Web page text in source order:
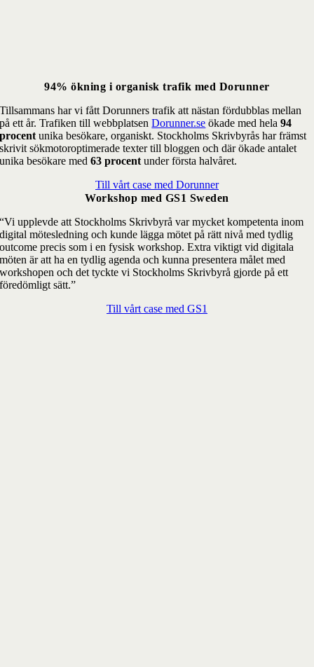
94% ökning i organisk trafik med Dorunner
Tillsammans har vi fått Dorunners trafik att nästan fördubblas mellan
på ett år. Trafiken till webbplatsenDorunner.se ökade med hela94
procentunika besökare, organiskt. Stockholms Skrivbyrås har främst
skrivit sökmotoroptimerade texter till bloggen och där ökade antalet
unika besökare med 63 procentunder första halvåret.
Till vårt case med Dorunner
Workshop med GS1 Sweden
“Vi upplevde att Stockholms Skrivbyrå var mycket kompetenta inom
digital mötesledning och kunde lägga mötet på rätt nivå med tydlig
outcome precis som i en fysisk workshop. Extra viktigt vid digitala
möten är att ha en tydlig agenda och kunna presentera målet med
workshopen och det tyckte vi Stockholms Skrivbyrå gjorde på ett
föredömligt sätt.”
Till vårt case med GS1